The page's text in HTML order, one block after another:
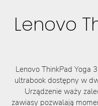
Lenovo
Lenovo ThinkPad Yoga
ultrabook dostępny w
Urządzenie waży
zawiasy pozwalają